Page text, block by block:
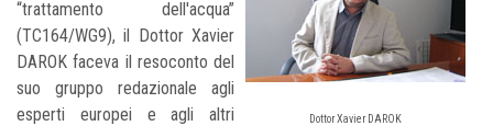
Dottor Xavier DAROK
“trattamento dell'acqua”
(TC164/WG9), il Dottor Xavier
DAROK faceva il resoconto del
suo gruppo redazionale agli
esperti europei e agli altri